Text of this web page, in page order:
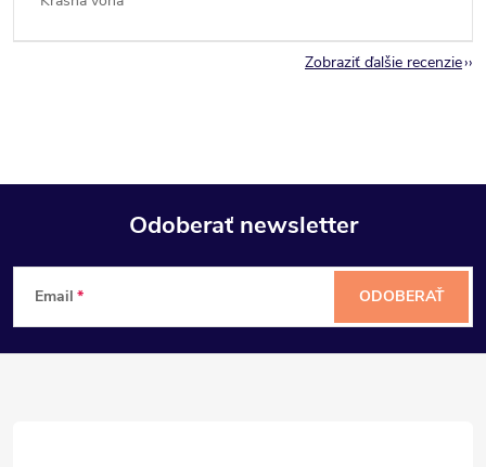
Zobraziť ďalšie recenzie
Z
á
Odoberať newsletter
Email ODOBERAŤ